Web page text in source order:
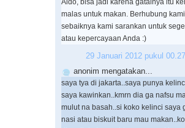
malas untuk makan. Berhubung
sebaiknya kami sarankan untuk
atau kepercayaan Anda :)
29 Januari 2012 pukul 00.27
anonim mengatakan...
saya tya di jakarta..saya punya
saya kawinkan..kmrn dia ga nafsu
mulut na basah..si koko kelinci saya
nasi atau biskuit baru mau